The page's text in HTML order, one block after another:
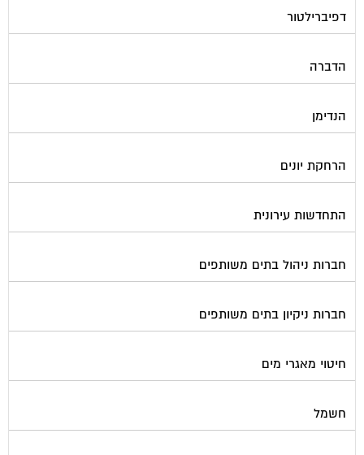
דפיברילטור
הדברה
הנדימן
הרחקת יונים
התחדשות עירונית
חברות ניהול בתים משותפים
חברות ניקיון בתים משותפים
חיטוי מאגרי מים
חשמל